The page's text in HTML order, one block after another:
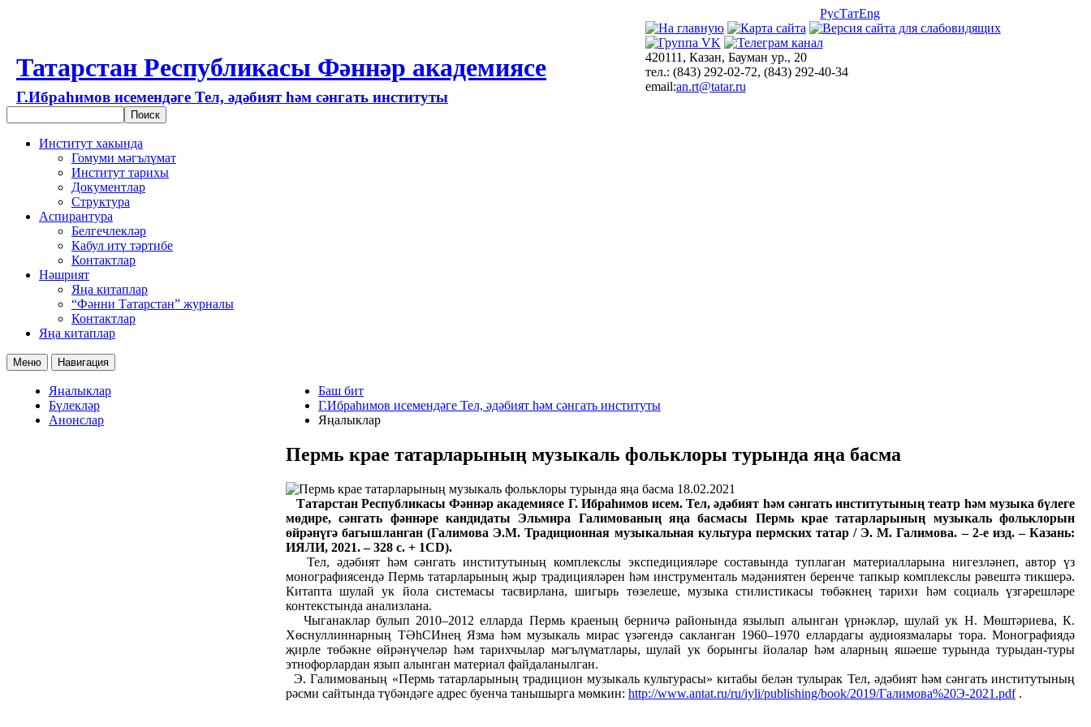
РусТатEng
Татарстан Республикасы Фәннәр академиясе
Г.Ибраһимов исемендәге Тел, әдәбият һәм сәнгать институты
420111, Казан, Бауман ур., 20
тел.: (843) 292-02-72, (843) 292-40-34
email:an.rt@tatar.ru
Институт хакында
Гомуми мәгълүмат
Институт тарихы
Документлар
Структура
Аспирантура
Белгечлекләр
Кабул итү тәртибе
Контактлар
Нәшрият
Яңа китаплар
“Фәнни Татарстан” журналы
Контактлар
Яңа китаплар
Меню Навигация
Яңалыклар
Бүлекләр
Анонслар
Баш бит
Г.Ибраһимов исемендәге Тел, әдәбият һәм сәнгать институты
Яңалыклар
Пермь крае татарларының музыкаль фольклоры турында яңа басма
18.02.2021
Татарстан Республикасы Фәннәр академиясе Г. Ибраһимов исем. Тел, әдәбият һәм сәнгать институтының театр һәм музыка бүлеге
мөдире, сәнгать фәннәре кандидаты Эльмира Галимованың яңа басмасы Пермь крае татарларының музыкаль фольклорын
өйрәнүгә багышланган (Галимова Э.М. Традиционная музыкальная культура пермских татар / Э. М. Галимова. – 2-е изд. – Казань:
ИЯЛИ, 2021. – 328 с. + 1CD).
Тел, әдәбият һәм сәнгать институтының комплекслы экспедицияләре составында туплаган материалларына нигезләнеп, автор үз
монографиясендә Пермь татарларының җыр традицияләрен һәм инструменталь мәдәниятен беренче тапкыр комплекслы рәвештә тикшерә.
Китапта шулай ук йола системасы тасвирлана, шигырь төзелеше, музыка стилистикасы төбәкнең тарихи һәм социаль үзгәрешләре
контекстында анализлана.
Чыганаклар булып 2010–2012 елларда Пермь краеның берничә районында язылып алынган үрнәкләр, шулай ук Н. Мөштәриева, К.
Хөснуллиннарның ТӘһСИнең Язма һәм музыкаль мирас үзәгендә сакланган 1960–1970 еллардагы аудиоязмалары тора. Монографиядә
җирле төбәкне өйрәнүчеләр һәм тарихчылар мәгълүматлары, шулай ук борынгы йолалар һәм аларның яшәеше турында турыдан-туры
этнофорлардан язып алынган материал файдаланылган.
Э. Галимованың «Пермь татарларының традицион музыкаль культурасы» китабы белән тулырак Тел, әдәбият һәм сәнгать институтының
рәсми сайтында түбәндәге адрес буенча танышырга мөмкин: http://www.antat.ru/ru/iyli/publishing/book/2019/Галимова%20Э-2021.pdf.